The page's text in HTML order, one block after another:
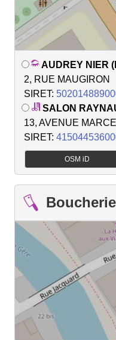
AUDREY NIER
2, RUE MAUGIRON
SIRET:
SALON
13, AVENUE
SIRET:
OSM iD